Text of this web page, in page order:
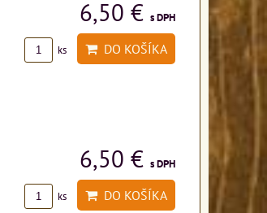
6,50 € s DPH
ks DO KOŠÍKA
6,50 € s DPH
ks DO KOŠÍKA